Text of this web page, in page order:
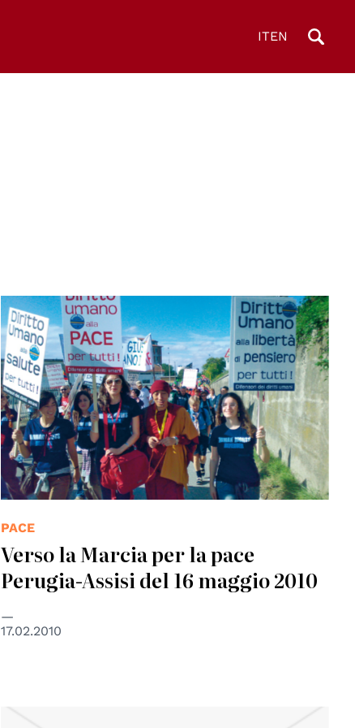
ITEN
© Centro diritti umani - Università di Padova
PACE
Verso la Marcia per la pace
Perugia-Assisi del 16 maggio 2010
17.02.2010